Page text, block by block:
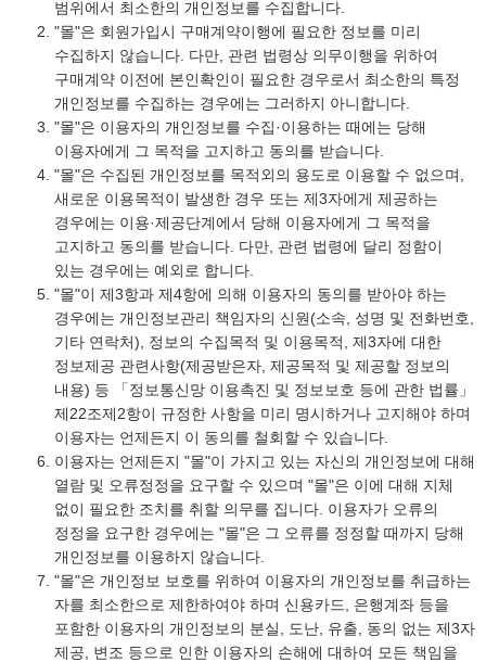
범위에서 최소한의 개인정보를 수집합니다.
"몰"은 회원가입시 구매계약이행에 필요한 정보를 미리
수집하지 않습니다. 다만, 관련 법령상 의무이행을 위하여
구매계약 이전에 본인확인이 필요한 경우로서 최소한의 특정
개인정보를 수집하는 경우에는 그러하지 아니합니다.
"몰"은 이용자의 개인정보를 수집·이용하는 때에는 당해
이용자에게 그 목적을 고지하고 동의를 받습니다.
"몰"은 수집된 개인정보를 목적외의 용도로 이용할 수 없으며,
새로운 이용목적이 발생한 경우 또는 제3자에게 제공하는
경우에는 이용·제공단계에서 당해 이용자에게 그 목적을
고지하고 동의를 받습니다. 다만, 관련 법령에 달리 정함이
있는 경우에는 예외로 합니다.
"몰"이 제3항과 제4항에 의해 이용자의 동의를 받아야 하는
경우에는 개인정보관리 책임자의 신원(소속, 성명 및 전화번호,
기타 연락처), 정보의 수집목적 및 이용목적, 제3자에 대한
정보제공 관련사항(제공받은자, 제공목적 및 제공할 정보의
내용) 등 「정보통신망 이용촉진 및 정보보호 등에 관한 법률」
제22조제2항이 규정한 사항을 미리 명시하거나 고지해야 하며
이용자는 언제든지 이 동의를 철회할 수 있습니다.
이용자는 언제든지 "몰"이 가지고 있는 자신의 개인정보에 대해
열람 및 오류정정을 요구할 수 있으며 "몰"은 이에 대해 지체
없이 필요한 조치를 취할 의무를 집니다. 이용자가 오류의
정정을 요구한 경우에는 "몰"은 그 오류를 정정할 때까지 당해
개인정보를 이용하지 않습니다.
"몰"은 개인정보 보호를 위하여 이용자의 개인정보를 취급하는
자를 최소한으로 제한하여야 하며 신용카드, 은행계좌 등을
포함한 이용자의 개인정보의 분실, 도난, 유출, 동의 없는 제3자
제공, 변조 등으로 인한 이용자의 손해에 대하여 모든 책임을